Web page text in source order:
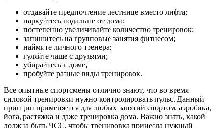
отдавайте предпочтение лестнице вместо лифта;
паркуйтесь подальше от дома;
постепенно увеличивайте количество тренировок;
запишитесь на групповые занятия фитнесом;
наймите личного тренера;
гуляйте чаще с друзьями;
убирайтесь в доме;
пробуйте разные виды тренировок.
Все опытные спортсмены отлично знают, что во время
силовой тренировки нужно контролировать пульс. Данный
принцип применяется для любых занятий спортом: аэробика,
йога, растяжка и даже тренировка дома. Важно знать, какой
должна быть ЧСС, чтобы тренировка принесла нужный